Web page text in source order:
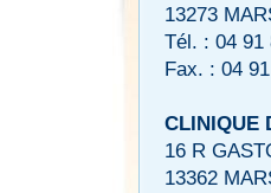
13273
Tél. : 04 91
Fax. : 04
CLINIQUE
16 R
13362